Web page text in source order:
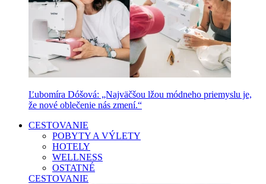
Ľubomíra Dóšová: „Najväčšou lžou módneho priemyslu je,
že nové oblečenie nás zmení.“
CESTOVANIE
POBYTY A VÝLETY
HOTELY
WELLNESS
OSTATNÉ
CESTOVANIE